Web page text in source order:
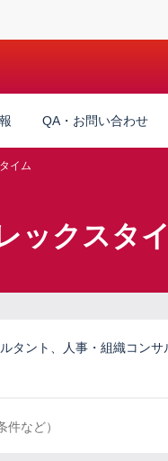
QA・お問い合わせ
イム
ックスタ
タント、人事・組織コンサ
件など）